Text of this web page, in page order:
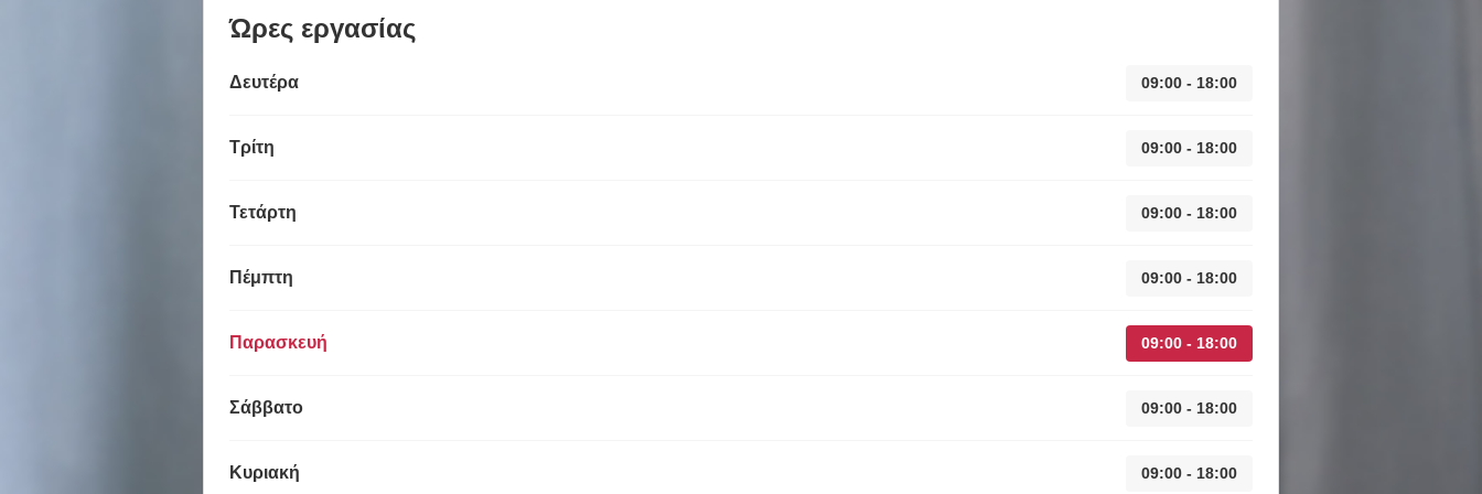
Ώρες εργασίας
Δευτέρα 09:00 - 18:00
Τρίτη 09:00 - 18:00
Τετάρτη 09:00 - 18:00
Πέμπτη 09:00 - 18:00
Παρασκευή 09:00 - 18:00
Σάββατο 09:00 - 18:00
Κυριακή 09:00 - 18:00